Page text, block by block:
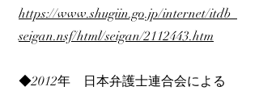
https://www.shugiin.go.jp/internet/itdb_
seigan.nsf/html/seigan/2112443.htm
◆2012年 日本弁護士連合会による